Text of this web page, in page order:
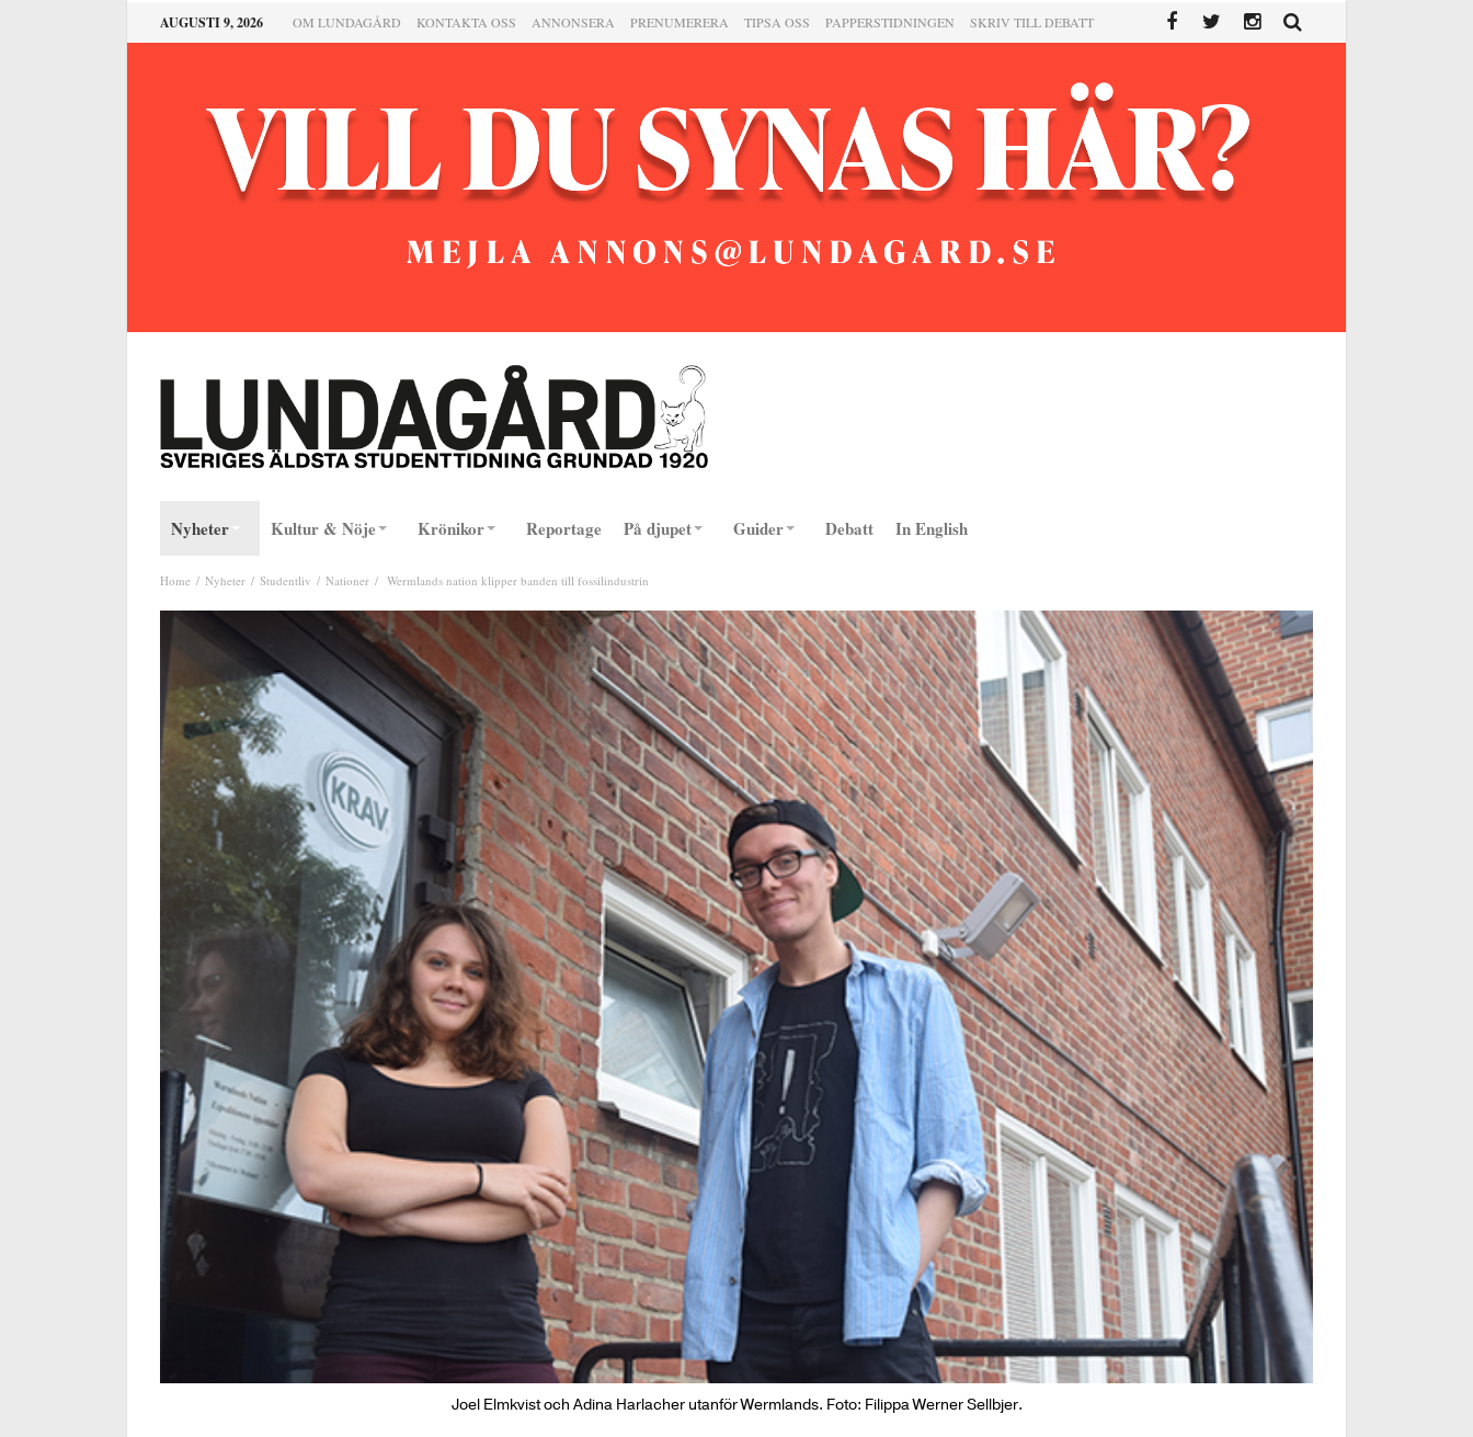
AUGUSTI 9, 2026 OM LUNDAGÅRD KONTAKTA OSS ANNONSERA PRENUMERERA TIPSA OSS PAPPERSTIDNINGEN SKRIV TILL DEBATT
Nyheter Kultur & Nöje Krönikor Reportage På djupet Guider Debatt In English
Home Nyheter Studentliv Nationer Wermlands nation klipper banden till fossilindustrin
Joel Elmkvist och Adina Harlacher utanför Wermlands. Foto: Filippa Werner Sellbjer.